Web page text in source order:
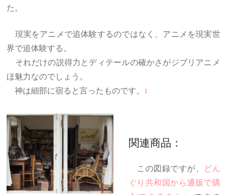
た。
現実をアニメで追体験するのではなく、アニメを現実世
界で追体験する。
それだけの説得力とディテールの確かさがジブリアニメ
ほ魅力なのでしょう。
神は細部に宿ると言ったものです。 1
関連商品：
この図録ですが、 どん
ぐり共和国から通販で購